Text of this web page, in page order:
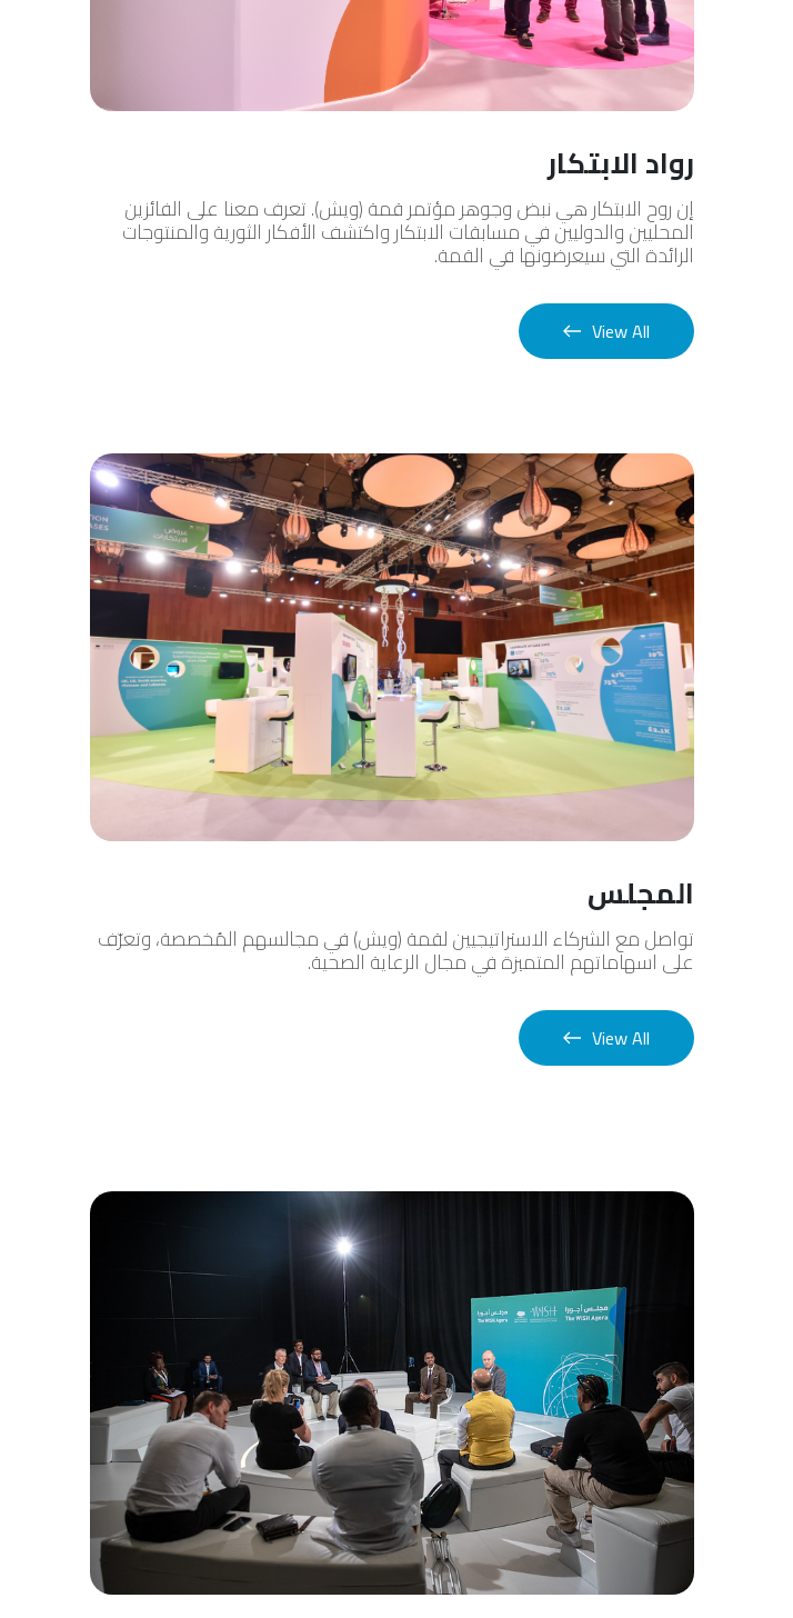
رواد الابتكار
إن روح الابتكار هي نبض وجوهر مؤتمر قمة (ويش). تعرف معنا على الفائزين
المحليين والدوليين في مسابقات الابتكار واكتشف الأفكار الثورية والمنتوجات
الرائدة التي سيعرضونها في القمة.
View All
المجلس
تواصل مع الشركاء الاستراتيجيين لقمة (ويش) في مجالسهم المُخصصة، وتعرّف
على اسهاماتهم المتميزة في مجال الرعاية الصحية.
View All